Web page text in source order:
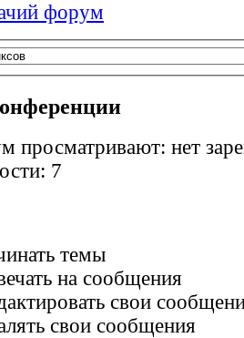
форум
просматривают: нет
7
темы
на сообщения
свои
свои сообщения